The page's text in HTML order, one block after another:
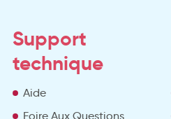
Support
technique
Aide
Foire Aux Questions